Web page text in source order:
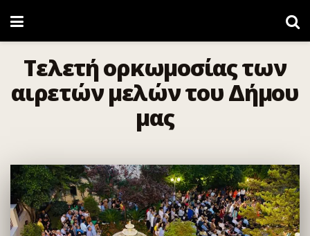
Τελετή ορκωμοσίας των
αιρετών μελών του Δήμου
μας